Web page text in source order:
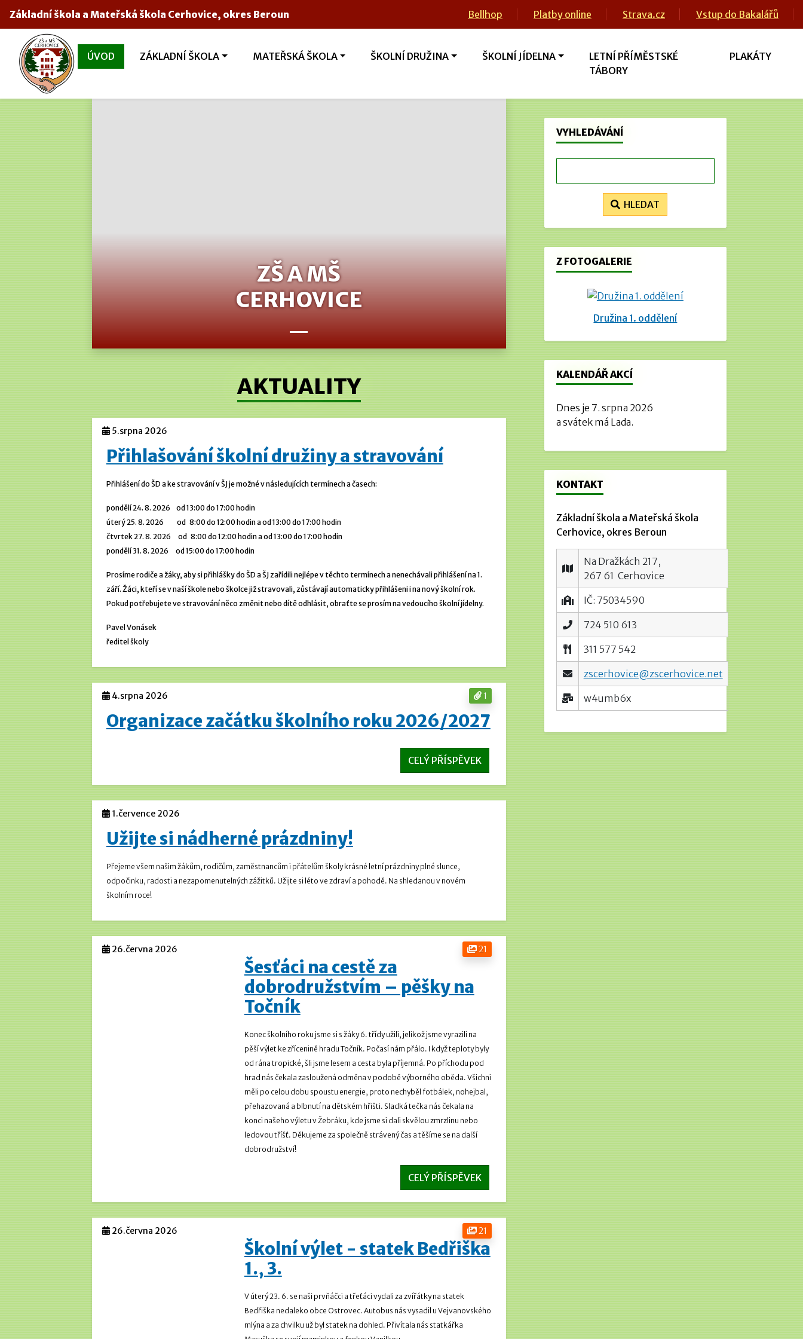
Základní škola a Mateřská škola Cerhovice, okres Beroun Bellhop Platby online Strava.cz Vstup do Bakalářů
ÚVOD ZÁKLADNÍ ŠKOLA MATEŘSKÁ ŠKOLA ŠKOLNÍ DRUŽINA ŠKOLNÍ JÍDELNA
LETNÍ PŘÍMĚSTSKÉ
TÁBORY
PLAKÁTY
ZŠ A MŠ
CERHOVICE
AKTUALITY
5.srpna 2026
Přihlašování školní družiny a stravování
Přihlášení do ŠD a ke stravování v ŠJ je možné v následujících termínech a časech:
pondělí 24. 8. 2026 od 13:00 do 17:00 hodin
úterý 25. 8. 2026 od 8:00 do 12:00 hodin a od 13:00 do 17:00 hodin
čtvrtek 27. 8. 2026 od 8:00 do 12:00 hodin a od 13:00 do 17:00 hodin
pondělí 31. 8. 2026 od 15:00 do 17:00 hodin
Prosíme rodiče a žáky, aby si přihlášky do ŠD a ŠJ zařídili nejlépe v těchto termínech a nenechávali přihlášení na 1.
září. Žáci, kteří se v naší škole nebo školce již stravovali, zůstávají automaticky přihlášeni i na nový školní rok.
Pokud potřebujete ve stravování něco změnit nebo dítě odhlásit, obraťte se prosím na vedoucího školní jídelny.
Pavel Vonásek
ředitel školy
1
4.srpna 2026
Organizace začátku školního roku 2026/2027
CELÝ PŘÍSPĚVEK
1.července 2026
Užijte si nádherné prázdniny!
Přejeme všem našim žákům, rodičům, zaměstnancům i přátelům školy krásné letní prázdniny plné slunce,
odpočinku, radosti a nezapomenutelných zážitků. Užijte si léto ve zdraví a pohodě. Na shledanou v novém
školním roce!
21
26.června 2026
Šesťáci na cestě za
dobrodružstvím – pěšky na
Točník
Konec školního roku jsme si s žáky 6. třídy užili, jelikož jsme vyrazili na
pěší výlet ke zřícenině hradu Točník. Počasí nám přálo. I když teploty byly
od rána tropické, šli jsme lesem a cesta byla příjemná. Po příchodu pod
hrad nás čekala zasloužená odměna v podobě výborného oběda. Všichni
měli po celou dobu spoustu energie, proto nechyběl fotbálek, nohejbal,
přehazovaná a blbnutí na dětském hřišti. Sladká tečka nás čekala na
konci našeho výletu v Žebráku, kde jsme si dali skvělou zmrzlinu nebo
ledovou tříšť. Děkujeme za společně strávený čas a těšíme se na další
dobrodružství!
CELÝ PŘÍSPĚVEK
21
26.června 2026
Školní výlet - statek Bedřiška
1., 3.
V úterý 23. 6. se naši prvňáčci a třeťáci vydali za zvířátky na statek
Bedřiška nedaleko obce Ostrovec. Autobus nás vysadil u Vejvanovského
mlýna a za chvilku už byl statek na dohled. Přivítala nás statkářka
VYHLEDÁVÁNÍ
HLEDAT
Z FOTOGALERIE
Družina 1. oddělení
KALENDÁŘ AKCÍ
Dnes je 7. srpna 2026
a svátek má Lada.
KONTAKT
Základní škola a Mateřská škola
Cerhovice, okres Beroun
Na Dražkách 217,
267 61 Cerhovice
IČ: 75034590
724 510 613
311 577 542
zscerhovice@zscerhovice.net
w4umb6x